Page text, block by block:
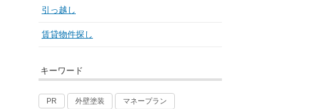
引っ越し
賃貸物件探し
キーワード
PR 外壁塗装 マネープラン